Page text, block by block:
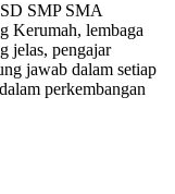
SMP SMA
Kerumah, lembaga
jelas, pengajar
jawab dalam setiap
perkembangan